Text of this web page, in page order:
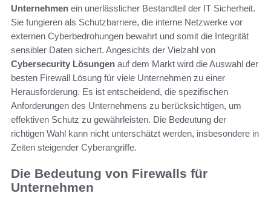
Unternehmen ein unerlässlicher Bestandteil der IT Sicherheit.
Sie fungieren als Schutzbarriere, die interne Netzwerke vor
externen Cyberbedrohungen bewahrt und somit die Integrität
sensibler Daten sichert. Angesichts der Vielzahl von
Cybersecurity Lösungen auf dem Markt wird die Auswahl der
besten Firewall Lösung für viele Unternehmen zu einer
Herausforderung. Es ist entscheidend, die spezifischen
Anforderungen des Unternehmens zu berücksichtigen, um
effektiven Schutz zu gewährleisten. Die Bedeutung der
richtigen Wahl kann nicht unterschätzt werden, insbesondere in
Zeiten steigender Cyberangriffe.
Die Bedeutung von Firewalls für
Unternehmen